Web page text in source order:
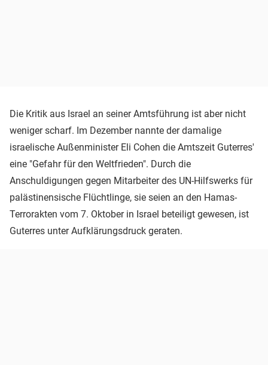
Die Kritik aus Israel an seiner Amtsführung ist aber nicht
weniger scharf. Im Dezember nannte der damalige
israelische Außenminister Eli Cohen die Amtszeit Guterres'
eine "Gefahr für den Weltfrieden". Durch die
Anschuldigungen gegen Mitarbeiter des UN-Hilfswerks für
palästinensische Flüchtlinge, sie seien an den Hamas-
Terrorakten vom 7. Oktober in Israel beteiligt gewesen, ist
Guterres unter Aufklärungsdruck geraten.